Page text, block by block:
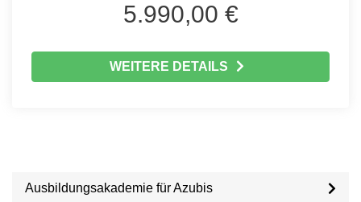
5.990,00 €
WEITERE DETAILS
Ausbildungsakademie für Azubis